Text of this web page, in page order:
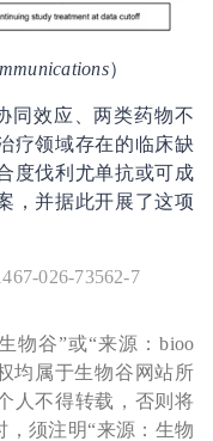
）
同效应、两类药物不
疗领域存在的临床缺
度伐利尤单抗或可成
，并据此开展了这项
026-73562-7
物谷”或“来源：bioo
均属于生物谷网站所
人不得转载，否则将
须注明“来源：生物